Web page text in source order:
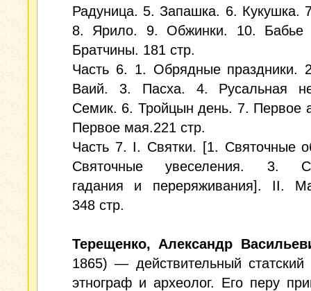
Радуница. 5. Запашка. 6. Кукушка.
8. Ярило. 9. Обжинки. 10. Бабье
Братчины. 181 стр.
Часть 6. 1. Обрядные праздники.
Ваий. 3. Пасха. 4. Русальная
Семик. 6. Тройцын день. 7. Первое
Первое мая.221 стр.
Часть 7. I. Святки. [1. Святочные
Святочные увеселения. 3.
гадания и переряживания]. II.
348 стр.
Терещенко, Александр
1865) — действительный статский
этнограф и археолог. Его перу